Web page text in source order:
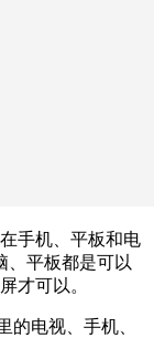
手机、平板和电
、平板都是可以
才可以。
的电视、手机、